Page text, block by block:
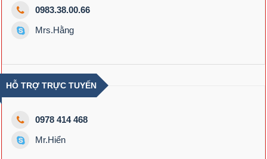
0983.38.00.66
Mrs.Hằng
HỖ TRỢ TRỰC TUYẾN
0978 414 468
Mr.Hiển